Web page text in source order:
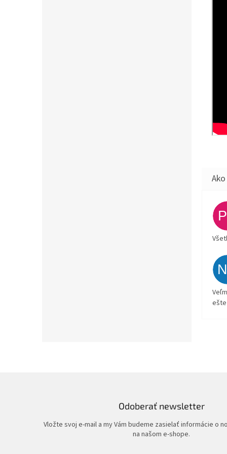
ešte
Odoberať newsletter
Vložte svoj e-mail a my Vám budeme zasielať informácie o
na našom e-shope.